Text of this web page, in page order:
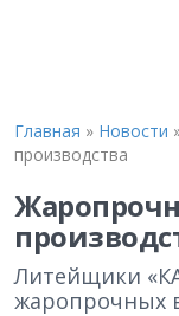
Главная » Новости
производства
Литейщики
жаропрочных